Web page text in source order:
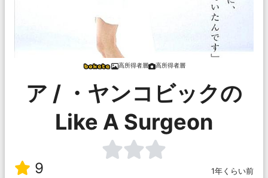
高所得者層 高所得者層
ア / ・ヤンコビックの
Like A Surgeon
9
1年くらい前